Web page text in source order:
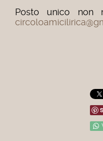
Posto unico non